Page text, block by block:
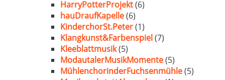
HarryPotterProjekt(6)
hauDraufKapelle(6)
KinderchorSt.Peter(1)
Klangkunst&Farbenspiel(7)
Kleeblattmusik(5)
ModautalerMusikMomente(5)
MühlenchorinderFuchsenmühle(5)